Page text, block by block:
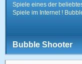
Spiele eines der
Spiele im Internet !
Bubble Shooter